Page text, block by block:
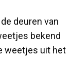
deuren van
bekend
weetjes uit het